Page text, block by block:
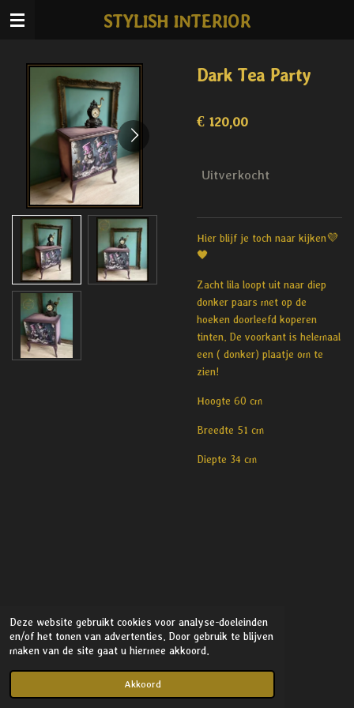
Deze website gebruikt cookies voor analyse-doeleinden
en/of het tonen van advertenties. Door gebruik te blijven
maken van de site gaat u hiermee akkoord.
Akkoord
Ga
hoofdinhoud
STYLISH INTERIOR
Dark Tea Party
€ 120,00
Uitverkocht
Hier blijf je toch naar kijken💜
🖤
Zacht lila loopt uit naar diep
donker paars met op de
hoeken doorleefd koperen
tinten. De voorkant is helemaal
een ( donker) plaatje om te
zien!
Hoogte 60 cm
Breedte 51 cm
Diepte 34 cm
© 2021 - 2026 Stylish Interior
Powered by